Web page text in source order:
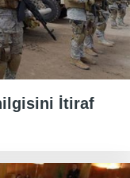
İtiraf